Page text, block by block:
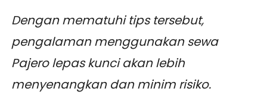
Dengan mematuhi tips tersebut,
pengalaman menggunakan sewa
Pajero lepas kunci akan lebih
menyenangkan dan minim risiko.